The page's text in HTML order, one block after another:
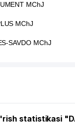
MChJ
MChJ
SAVDO MChJ
statistikasi